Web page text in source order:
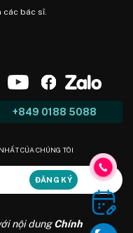
các bác sĩ.
+849 0188 5088
CỦA CHÚNG TÔI
nội dungChính